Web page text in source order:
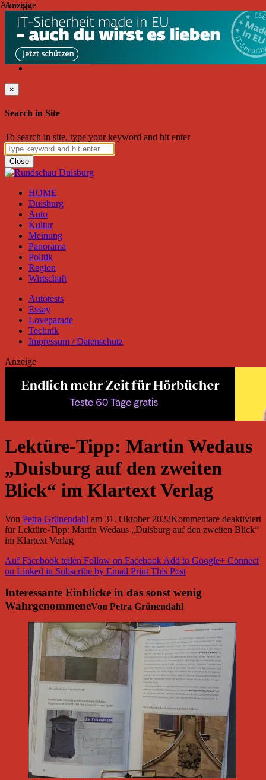
Samstag, August 08, 2026
Friend on Facebook
Subscribe to RSS
Search
×
Search in Site
To search in site, type your keyword and hit enter
Close
HOME
Duisburg
Auto
Kultur
Meinung
Panorama
Politik
Region
Wirtschaft
Autotests
Essay
Loveparade
Technik
Impressum / Datenschutz
Anzeige
Lektüre-Tipp: Martin Wedaus
„Duisburg auf den zweiten
Blick“ im Klartext Verlag
Von Petra Grünendahl am 31. Oktober 2022Kommentare deaktiviert
für Lektüre-Tipp: Martin Wedaus „Duisburg auf den zweiten Blick“
im Klartext Verlag
Auf Facebook teilen Follow on FacebookAdd to Google+ Connect
on Linked in Subscribe by Email Print This Post
Interessante Einblicke in das sonst wenig
WahrgenommeneVon Petra Grünendahl
Anzeige
Anzeige